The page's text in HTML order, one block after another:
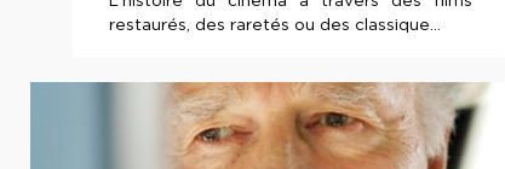
restaurés, des raretés ou des classique...